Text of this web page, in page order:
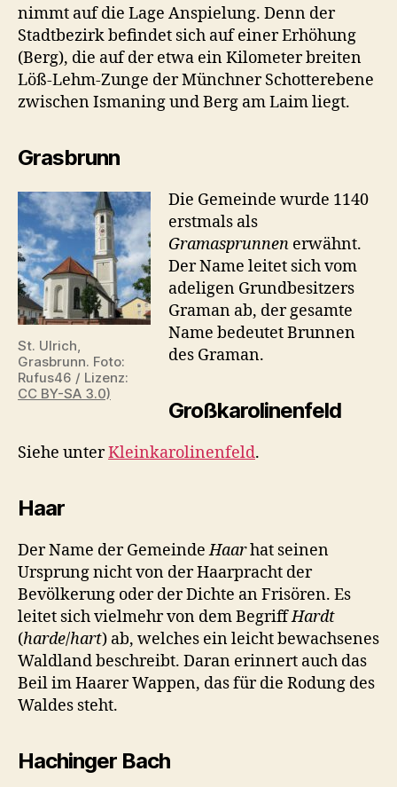
nimmt auf die Lage Anspielung. Denn der
Stadtbezirk befindet sich auf einer Erhöhung
(Berg), die auf der etwa ein Kilometer breiten
Löß-Lehm-Zunge der Münchner Schotterebene
zwischen Ismaning und Berg am Laim liegt.
Grasbrunn
St. Ulrich,
Grasbrunn. Foto:
Rufus46 / Lizenz:
CC BY-SA 3.0)
Die Gemeinde wurde 1140
erstmals als
Gramasprunnen erwähnt.
Der Name leitet sich vom
adeligen Grundbesitzers
Graman ab, der gesamte
Name bedeutet Brunnen
des Graman.
Großkarolinenfeld
Siehe unterKleinkarolinenfeld.
Haar
Der Name der GemeindeHaarhat seinen
Ursprung nicht von der Haarpracht der
Bevölkerung oder der Dichte an Frisören. Es
leitet sich vielmehr von dem BegriffHardt
(harde/hart) ab, welches ein leicht bewachsenes
Waldland beschreibt. Daran erinnert auch das
Beil im Haarer Wappen, das für die Rodung des
Waldes steht.
Hachinger Bach